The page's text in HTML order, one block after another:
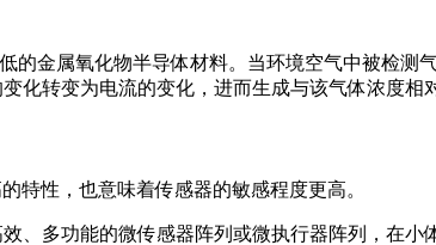
金属氧化物半导体材料。当环境空气中被检测
转变为电流的变化，进而生成与该气体浓度相
特性，也意味着传感器的敏感程度更高。‍
多功能的微传感器阵列或微执行器阵列，在小